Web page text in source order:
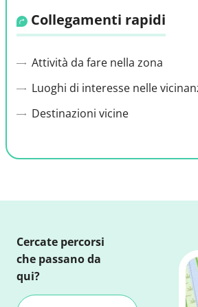
Collegamenti rapidi
Attività da fare nella zona
Luoghi di interesse nelle
Destinazioni vicine
Cercate percorsi
che passano da
qui?